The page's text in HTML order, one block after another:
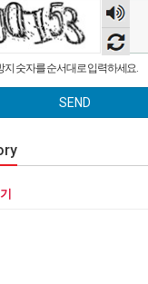
숫자
듣기
지 숫자를 순서대로 입력하세요.
SEND